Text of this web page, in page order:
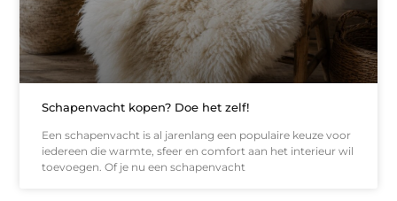
Schapenvacht kopen? Doe het zelf!
Een schapenvacht is al jarenlang een populaire keuze voor
iedereen die warmte, sfeer en comfort aan het interieur wil
toevoegen. Of je nu een schapenvacht